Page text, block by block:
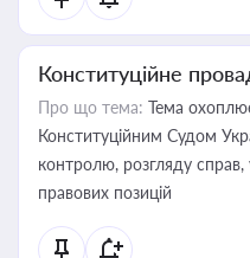
Конституційне
Про що тема: Тема
Конституційним Судом
контролю, розгляду справ,
правових позицій